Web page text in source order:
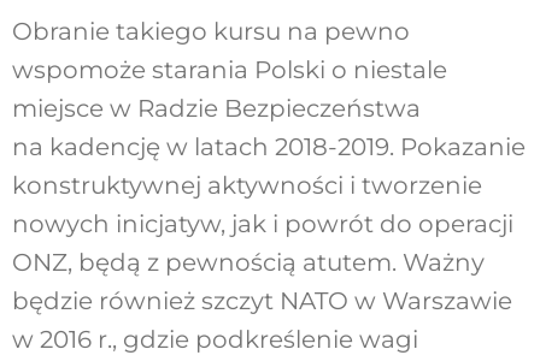
Obranie takiego kursu na pewno
wspomoże starania Polski o niestale
miejsce w Radzie Bezpieczeństwa
na kadencję w latach 2018-2019. Pokazanie
konstruktywnej aktywności i tworzenie
nowych inicjatyw, jak i powrót do operacji
ONZ, będą z pewnością atutem. Ważny
będzie również szczyt NATO w Warszawie
w 2016 r., gdzie podkreślenie wagi